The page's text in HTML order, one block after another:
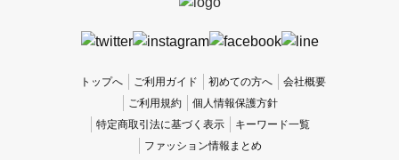
トップへ ご利用ガイド 初めての方へ
会社概要
ご利用規約
個人情報保護方針
特定商取引法に基づく表示
キーワード一覧
ファッション情報まとめ